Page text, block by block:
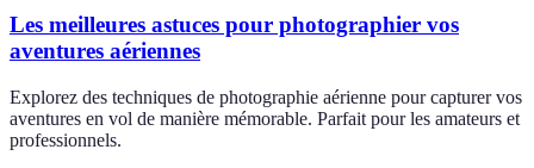
Les meilleures astuces pour photographier vos
aventures aériennes
Explorez des techniques de photographie aérienne pour capturer vos
aventures en vol de manière mémorable. Parfait pour les amateurs et
professionnels.